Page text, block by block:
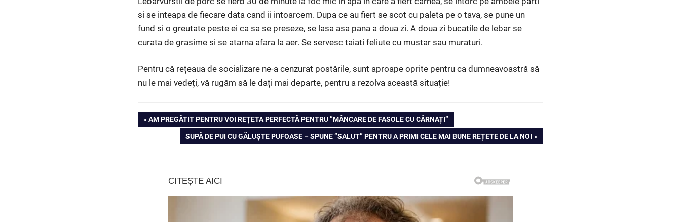
si se inteapa de fiecare data cand ii intoarcem. Dupa ce au fiert se scot cu paleta pe o tava, se pune un
fund si o greutate peste ei ca sa se preseze, se lasa asa pana a doua zi. A doua zi bucatile de lebar se
curata de grasime si se atarna afara la aer. Se servesc taiati feliute cu mustar sau muraturi.
Pentru că rețeaua de socializare ne-a cenzurat postările, sunt aproape oprite pentru ca dumneavoastră să
nu le mai vedeți, vă rugăm să le dați mai departe, pentru a rezolva această situație!
Navigare
PREVIOUS
AM PREGĂTIT PENTRU VOI REȚETA PERFECTĂ PENTRU ”MÂNCARE DE FASOLE CU CÂRNAȚI”
NEXT
POST:
SUPĂ DE PUI CU GĂLUȘTE PUFOASE – SPUNE ”SALUT” PENTRU A PRIMI CELE MAI BUNE REȚETE DE LA NOI